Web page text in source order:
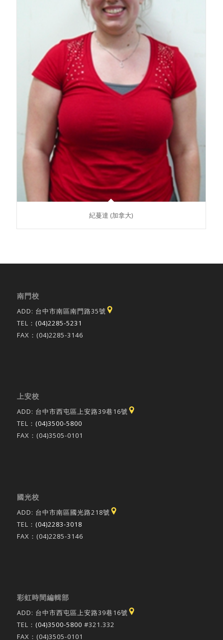
紀蔓達 (加拿大)
南門校
ADD: 台中市南區南門路35號
TEL： (04)2285-5231
FAX：(04)2285-3146
上安校
ADD: 台中市西屯區上安路39巷16號
TEL： (04)3500-5800
FAX：(04)3505-0101
國光校
ADD: 台中市南區國光路218號
TEL： (04)2283-3018
FAX：(04)2285-3146
彩虹時間編輯部
ADD: 台中市西屯區上安路39巷16號
TEL： (04)3500-5800 #321.332
FAX：(04)3505-0101